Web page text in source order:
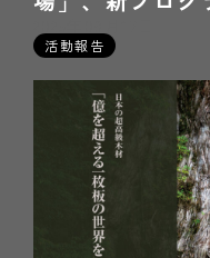
活動報告